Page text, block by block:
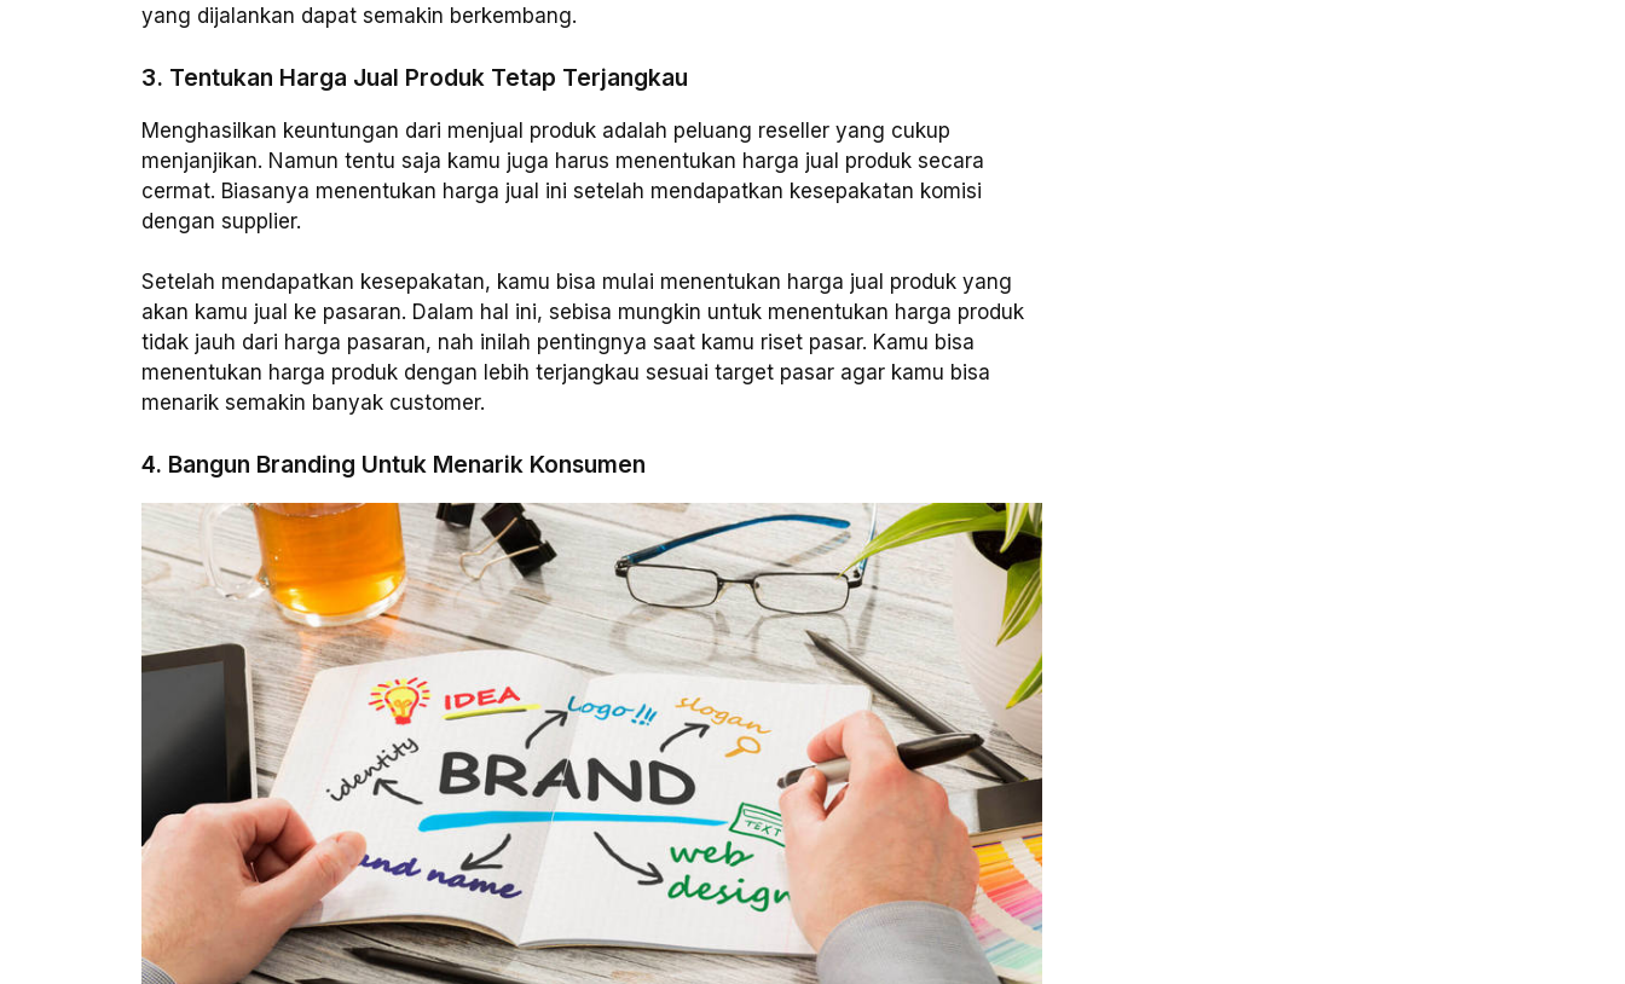
yang dijalankan dapat semakin berkembang.
3. Tentukan Harga Jual Produk Tetap Terjangkau
Menghasilkan keuntungan dari menjual produk adalah peluang reseller yang cukup
menjanjikan. Namun tentu saja kamu juga harus menentukan harga jual produk secara
cermat. Biasanya menentukan harga jual ini setelah mendapatkan kesepakatan komisi
dengan supplier.
Setelah mendapatkan kesepakatan, kamu bisa mulai menentukan harga jual produk yang
akan kamu jual ke pasaran. Dalam hal ini, sebisa mungkin untuk menentukan harga produk
tidak jauh dari harga pasaran, nah inilah pentingnya saat kamu riset pasar. Kamu bisa
menentukan harga produk dengan lebih terjangkau sesuai target pasar agar kamu bisa
menarik semakin banyak customer.
4. Bangun Branding Untuk Menarik Konsumen